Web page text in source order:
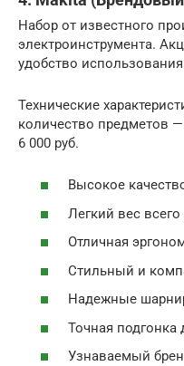
Набор от известного
электроинструмента.
удобство
Технические
количество предметов
6 000 руб.
Высокое
Легкий вес
Отличная
Стильный и
Надежные
Точная подгонка
Узнаваемый